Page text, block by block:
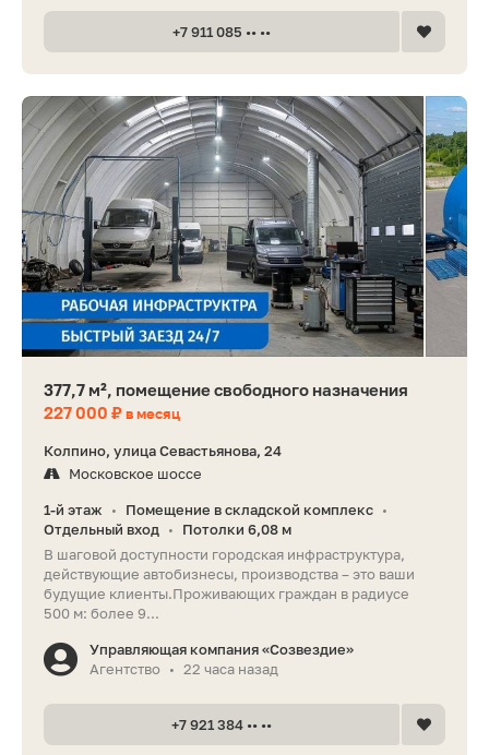
+7 911 085 •• ••
377,7 м², помещение свободного назначения
227 000 ₽в месяц
Колпино, улица Севастьянова, 24
Московское шоссе
1-й этаж • Помещение в складской комплекс •
Отдельный вход •
Потолки 6,08 м
В шаговой доступности городская инфраструктура,
действующие автобизнесы, производства – это ваши
будущие клиенты.Проживающих граждан в радиусе
500 м: более 9...
Управляющая компания «Созвездие»
Агентство
• 22 часа назад
+7 921 384 •• ••